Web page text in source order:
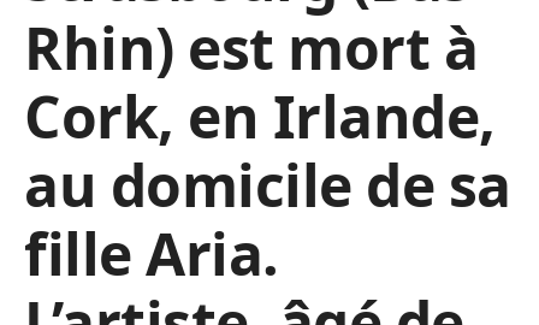
Rhin) est mort à
Cork, en Irlande,
au domicile de sa
fille Aria.